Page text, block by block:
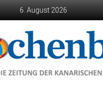
6. August 2026